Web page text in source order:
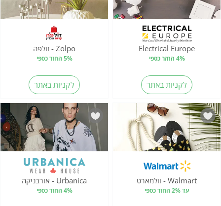
Electrical Europe
4% החזר כספי
לקניות באתר
Zolpo - זולפה
5% החזר כספי
לקניות באתר
Walmart - וולמארט
עד 2% החזר כספי
Urbanica - אורבניקה
4% החזר כספי